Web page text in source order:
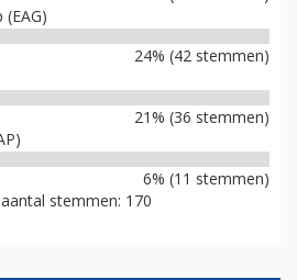
24% (42 stemmen)
21% (36 stemmen)
6% (11 stemmen)
stemmen: 170